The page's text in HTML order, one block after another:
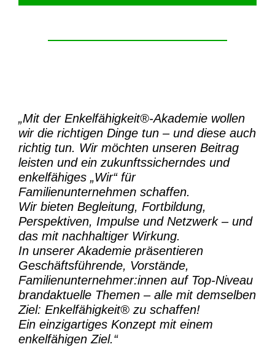
„Mit der Enkelfähigkeit®-Akademiewollen
wir die richtigen Dinge tun – und diese auch
richtig tun. Wir möchten unseren Beitrag
leisten und ein zukunftssicherndes und
enkelfähiges „Wir“ für
Familienunternehmen schaffen.
Wir bieten Begleitung, Fortbildung,
Perspektiven, Impulse und Netzwerk – und
das mit nachhaltiger Wirkung.
In unserer Akademie präsentieren
Geschäftsführende, Vorstände,
Familienunternehmer:innen auf Top-Niveau
brandaktuelle Themen – alle mit demselben
Ziel: Enkelfähigkeit® zu schaffen!
Ein einzigartiges Konzept mit einem
enkelfähigen Ziel.“